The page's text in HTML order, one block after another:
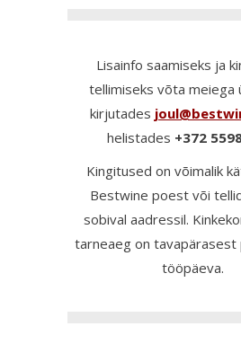
Lisainfo saamiseks ja
tellimiseks võta meiega
kirjutades
helistades +372
Kingitused on võimalik
Bestwine poest või
sobival aadressil.
tarneaeg on tavapärasest
tööpäeva.